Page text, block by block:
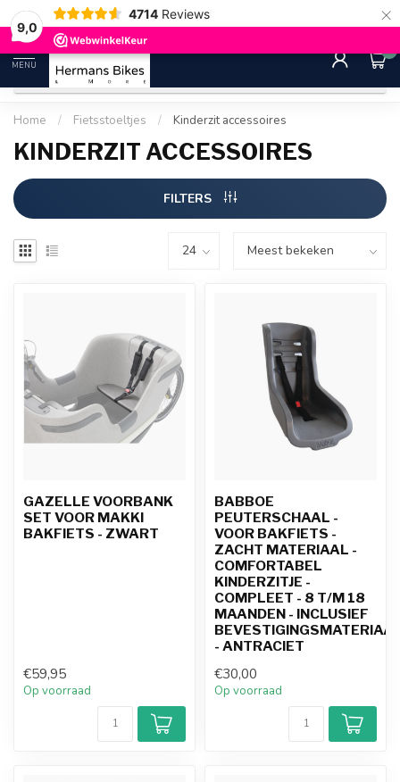
9,0
4714 Reviews ×
30 dagen bedenktijd Gratis
MENU
0
Home / Fietsstoeltjes / Kinderzit accessoires
KINDERZIT ACCESSOIRES
FILTERS
GAZELLE VOORBANK
SET VOOR MAKKI
BAKFIETS - ZWART
€59,95
Op voorraad
BABBOE
PEUTERSCHAAL -
VOOR BAKFIETS -
ZACHT MATERIAAL -
COMFORTABEL
KINDERZITJE -
COMPLEET - 8 T/M 18
MAANDEN - INCLUSIEF
- ANTRACIET
€30,00
Op voorraad